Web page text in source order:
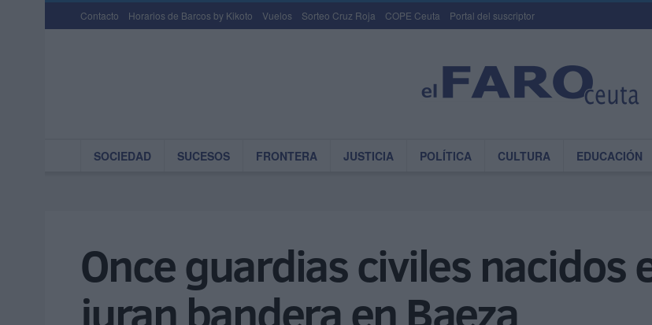
Contacto Horarios de Barcos by Kikoto Vuelos Sorteo Cruz Roja COPE Ceuta Portal del suscriptor
SOCIEDAD SUCESOS FRONTERA JUSTICIA POLÍTICA CULTURA EDUCACIÓN
Once guardias civiles nacidos
juran bandera en Baeza